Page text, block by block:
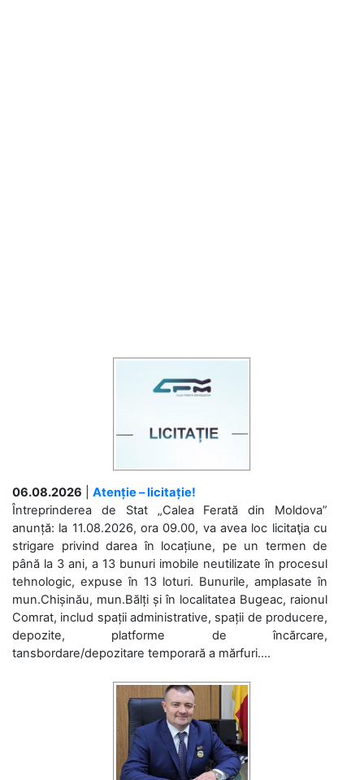
06.08.2026
Atenție – licitație!
Întreprinderea de Stat „Calea Ferată din Moldova”
anunță: la 11.08.2026, ora 09.00, va avea loc licitaţia cu
strigare privind darea în locațiune, pe un termen de
până la 3 ani, a 13 bunuri imobile neutilizate în procesul
tehnologic, expuse în 13 loturi. Bunurile, amplasate în
mun.Chișinău, mun.Bălți și în localitatea Bugeac, raionul
Comrat, includ spații administrative, spații de producere,
depozite, platforme de încărcare,
tansbordare/depozitare temporară a mărfuri....